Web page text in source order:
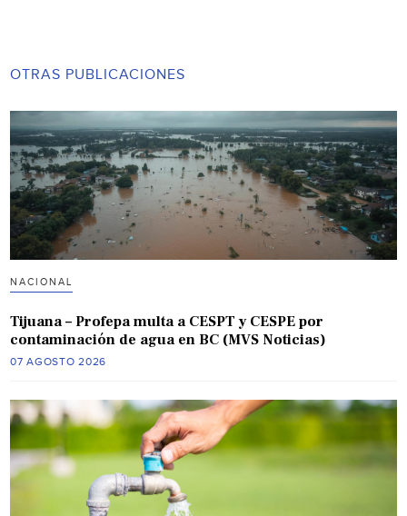
OTRAS PUBLICACIONES
NACIONAL
Tijuana – Profepa multa a CESPT y CESPE por
contaminación de agua en BC (MVS Noticias)
07 AGOSTO 2026